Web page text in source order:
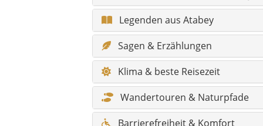
Fotospots
Gesundheit & Notfall
Shopping & Märkte
Skurriles & Besonderheiten
Alle Sehenswürdigkeiten im